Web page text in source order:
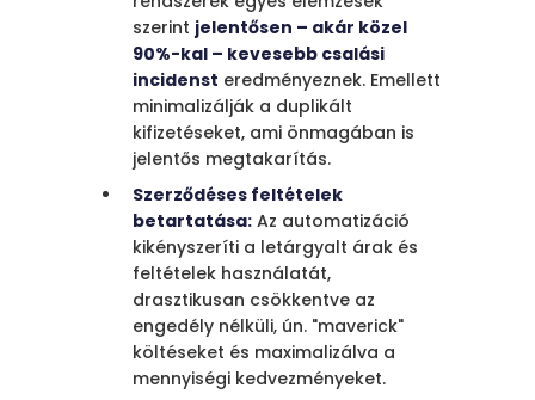
szerint jelentősen – akár közel
90%-kal – kevesebb csalási
incidenst eredményeznek. Emellett
minimalizálják a duplikált
kifizetéseket, ami önmagában is
jelentős megtakarítás.
Szerződéses feltételek
betartatása: Az automatizáció
kikényszeríti a letárgyalt árak és
feltételek használatát,
drasztikusan csökkentve az
engedély nélküli, ún. "maverick"
költéseket és maximalizálva a
mennyiségi kedvezményeket.